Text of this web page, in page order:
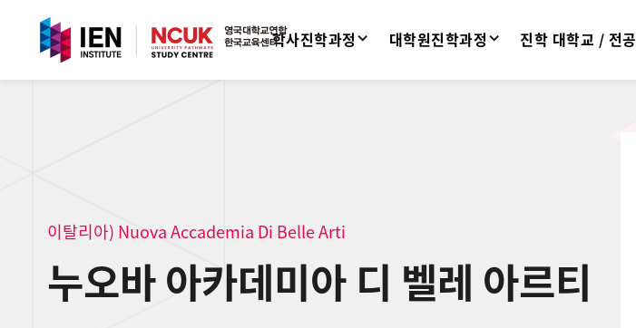
학사진학과정 대학원진학과정 진학 대학교 / 전공
이탈리아) Nuova Accademia Di Belle Arti
누오바 아카데미아 디 벨레 아르티